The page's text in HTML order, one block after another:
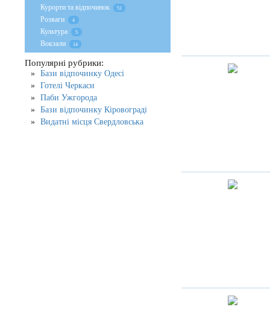
Курорти та відпочинок 51
Розваги 4
Культура 5
Вокзали 14
Популярні рубрики:
Бази відпочинку Одесі
Готелі Черкаси
Паби Ужгорода
Бази відпочинку Кіровограді
Видатні місця Свердловська